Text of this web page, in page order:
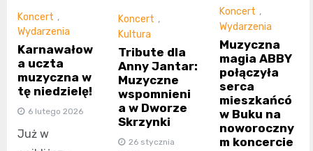
Koncert ,
Wydarzenia
Karnawałow
a uczta
muzyczna w
tę niedzielę!
6 lutego 2026
Już w
Koncert ,
Kultura
Tribute dla
Anny Jantar:
Muzyczne
wspomnieni
a w Dworze
Skrzynki
26 stycznia
Koncert ,
Wydarzenia
Muzyczna
magia ABBY
połączyła
serca
mieszkańcó
w Buku na
noworoczny
m koncercie